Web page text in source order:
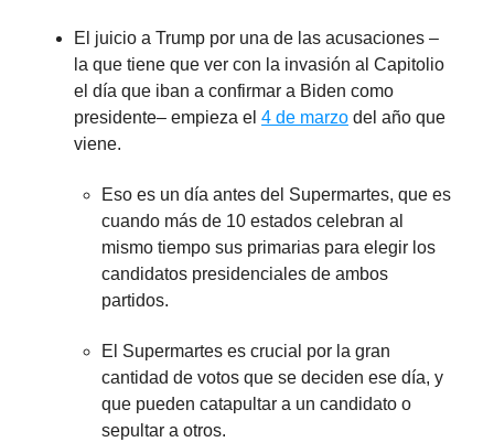
El juicio a Trump por una de las acusaciones –
la que tiene que ver con la invasión al Capitolio
el día que iban a confirmar a Biden como
presidente– empieza el 4 de marzo del año que
viene.
Eso es un día antes del Supermartes, que es
cuando más de 10 estados celebran al
mismo tiempo sus primarias para elegir los
candidatos presidenciales de ambos
partidos.
El Supermartes es crucial por la gran
cantidad de votos que se deciden ese día, y
que pueden catapultar a un candidato o
sepultar a otros.